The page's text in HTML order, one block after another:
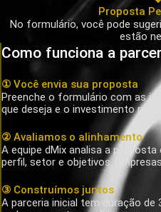
Proposta
No formulário, você pode
estão
Como funciona a
① Você envia sua proposta
Preenche o formulário com as
que deseja e o investimento
② Avaliamos o alinhamento
A equipe dMix analisa a
perfil, setor e objetivos.
③ Construímos juntos
A parceria inicial tem duração